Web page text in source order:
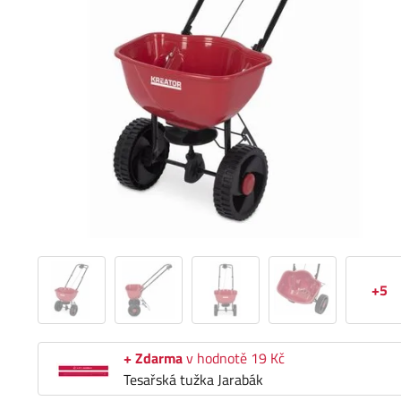
+5
+ Zdarmav hodnotě 19 Kč
Tesařská tužka Jarabák